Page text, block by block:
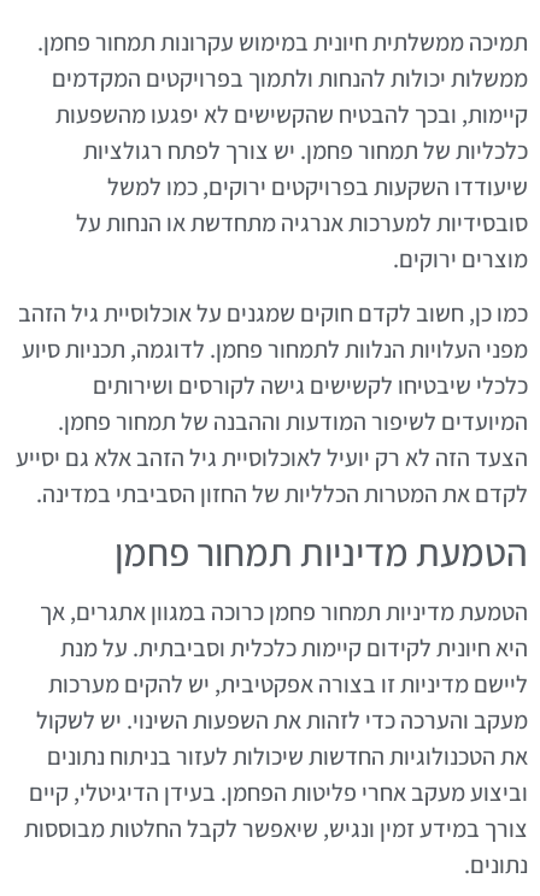
תמיכה ממשלתית חיונית במימוש עקרונות תמחור פחמן.
ממשלות יכולות להנחות ולתמוך בפרויקטים המקדמים
קיימות, ובכך להבטיח שהקשישים לא יפגעו מהשפעות
כלכליות של תמחור פחמן. יש צורך לפתח רגולציות
שיעודדו השקעות בפרויקטים ירוקים, כמו למשל
סובסידיות למערכות אנרגיה מתחדשת או הנחות על
מוצרים ירוקים.
כמו כן, חשוב לקדם חוקים שמגנים על אוכלוסיית גיל הזהב
מפני העלויות הנלוות לתמחור פחמן. לדוגמה, תכניות סיוע
כלכלי שיבטיחו לקשישים גישה לקורסים ושירותים
המיועדים לשיפור המודעות וההבנה של תמחור פחמן.
הצעד הזה לא רק יועיל לאוכלוסיית גיל הזהב אלא גם יסייע
לקדם את המטרות הכלליות של החזון הסביבתי במדינה.
הטמעת מדיניות תמחור פחמן
הטמעת מדיניות תמחור פחמן כרוכה במגוון אתגרים, אך
היא חיונית לקידום קיימות כלכלית וסביבתית. על מנת
ליישם מדיניות זו בצורה אפקטיבית, יש להקים מערכות
מעקב והערכה כדי לזהות את השפעות השינוי. יש לשקול
את הטכנולוגיות החדשות שיכולות לעזור בניתוח נתונים
וביצוע מעקב אחרי פליטות הפחמן. בעידן הדיגיטלי, קיים
צורך במידע זמין ונגיש, שיאפשר לקבל החלטות מבוססות
נתונים.